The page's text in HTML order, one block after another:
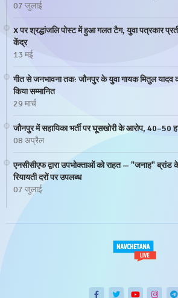
07 जुलाई
X पर श्रद्धांजलि पोस्ट में हुआ गलत टैग, युवा पत्रकार
केंद्र
13 मई
गीत से जनभावना तक: जौनपुर के युवा गायक मितुल यादव
किया सम्मानित
29 मार्च
जौनपुर में सहायिका भर्ती पर घूसखोरी के आरोप, 40–50
08 अप्रैल
एनसीसीएफ द्वारा उपभोक्ताओं को राहत — "जनाह"
रियायती दरों पर उपलब्ध
07 जुलाई